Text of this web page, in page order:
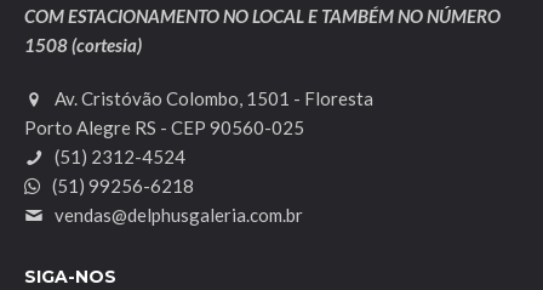
COM ESTACIONAMENTO NO LOCAL E TAMBÉM NO NÚMERO
1508 (cortesia)
Av. Cristóvão Colombo, 1501 - Floresta
Porto Alegre RS - CEP 90560-025
(51) 2312-4524
(51) 99256-6218
vendas@delphusgaleria.com.br
SIGA-NOS